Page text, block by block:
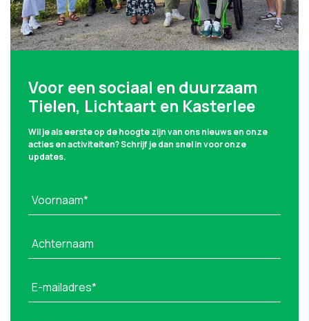
Voor een sociaal en duurzaam
Tielen, Lichtaart en Kasterlee
Wil je als eerste op de hoogte zijn van ons nieuws en onze
acties en activiteiten? Schrijf je dan snel in voor onze
updates.
Voornaam*
Achternaam
E-mailadres*